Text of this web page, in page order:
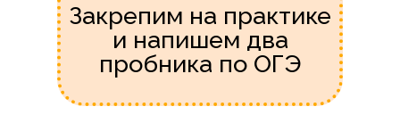
Закрепим на практике
и напишем два
пробника по ОГЭ